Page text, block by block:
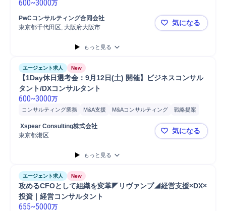
600~3000万
PwCコンサルティング合同会社
東京都千代田区, 大阪府大阪市
PwCコンサ
気になる
もっと見る
エージェント求人 New
【1Day休日選考会：9月12日(土) 開催】ビジネスコンサル
タント/DXコンサルタント
600~3000万
コンサルティング業務 M&A支援 M&Aコンサルティング
戦略提案
事業戦略立案 新規事業立案
プロジェクト推進
事業構想
開発
Xspear Consulting株式会社
東京都港区
【1Day休
気になる
もっと見る
エージェント求人 New
攻めるCFOとして組織を変革◤リヴァンプ◢経営支援×DX×
投資｜経営コンサルタント
655~5000万